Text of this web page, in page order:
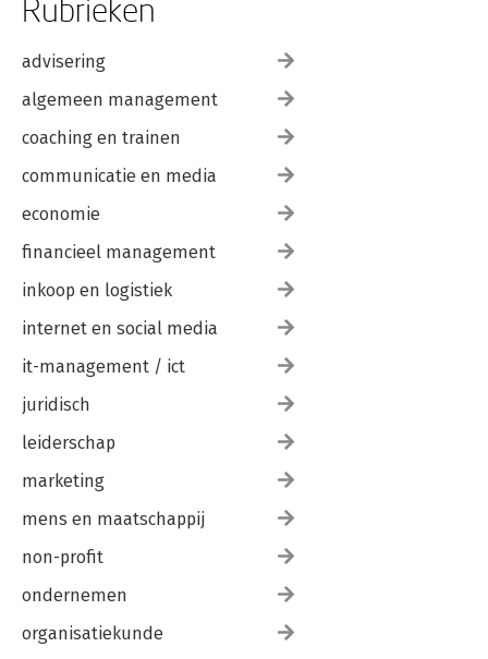
Rubrieken
advisering
algemeen management
coaching en trainen
communicatie en media
economie
financieel management
inkoop en logistiek
internet en social media
it-management / ict
juridisch
leiderschap
marketing
mens en maatschappij
non-profit
ondernemen
organisatiekunde